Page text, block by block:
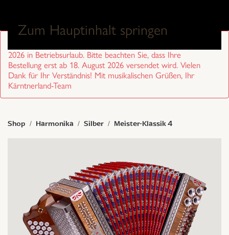
Zum Hauptinhalt springen
2026 in Betriebsurlaub. Bitte beachten Sie, dass Ihre
Bestellung erst ab 18. August 2026 versendet wird. Vielen
Dank für Ihr Verständnis! Mit musikalischen Grüßen, Ihr
Kärntnerland-Team
Shop Harmonika Silber Meister-Klassik 4